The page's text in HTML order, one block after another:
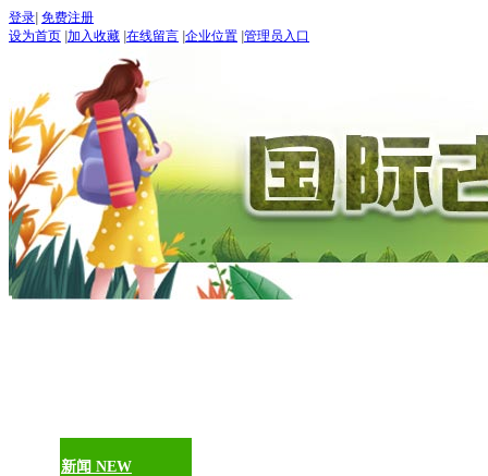
登录 免费注册
设为首页 加入收藏 在线留言 企业位置 管理员入口
新闻 NEW
五月
进